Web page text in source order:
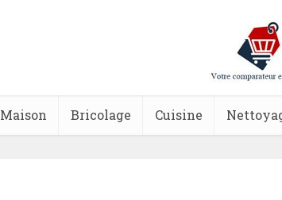
Maison Bricolage Cuisine